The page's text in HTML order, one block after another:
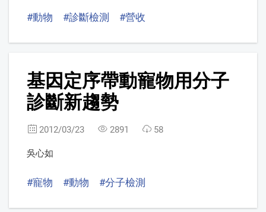
#動物 #診斷檢測 #營收
6
FREE基因定序帶動寵物用分子
診斷新趨勢
2012/03/23 2891 58
吳心如
#寵物 #動物 #分子檢測